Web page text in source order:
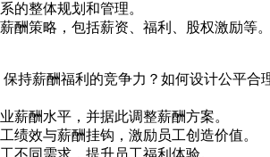
的整体规划和管理。
酬策略，包括薪资、福利、股权激励等。
持薪酬福利的竞争力？如何设计公平合
薪酬水平，并据此调整薪酬方案。
绩效与薪酬挂钩，激励员工创造价值。